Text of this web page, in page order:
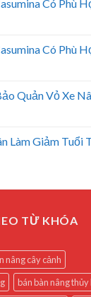
Có Phù
Có Phù
Quản Vỏ Xe
Làm Giảm Tuổi
TỪ KHÓA
nâng cây cảnh
bán bàn nâng thủy